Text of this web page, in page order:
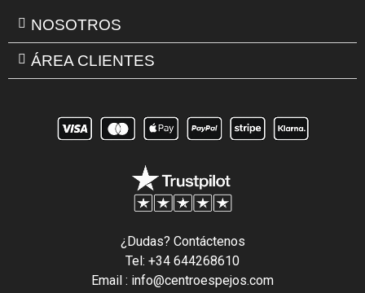
NOSOTROS
ÁREA CLIENTES
¿Dudas? Contáctenos
Tel: +34 644268610
Email : info@centroespejos.com